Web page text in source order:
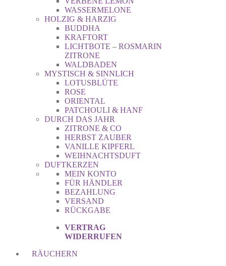
WASSERMELONE
HOLZIG & HARZIG
BUDDHA
KRAFTORT
LICHTBOTE – ROSMARIN
ZITRONE
WALDBADEN
MYSTISCH & SINNLICH
LOTUSBLÜTE
ROSE
ORIENTAL
PATCHOULI & HANF
DURCH DAS JAHR
ZITRONE & CO
HERBST ZAUBER
VANILLE KIPFERL
WEIHNACHTSDUFT
DUFTKERZEN
MEIN KONTO
FÜR HÄNDLER
BEZAHLUNG
VERSAND
RÜCKGABE
VERTRAG
WIDERRUFEN
RÄUCHERN